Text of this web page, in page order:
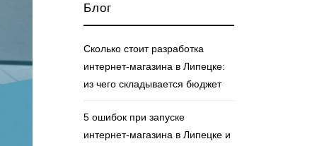
Блог
Сколько стоит разработка
интернет‑магазина в Липецке:
из чего складывается бюджет
5 ошибок при запуске
интернет‑магазина в Липецке и